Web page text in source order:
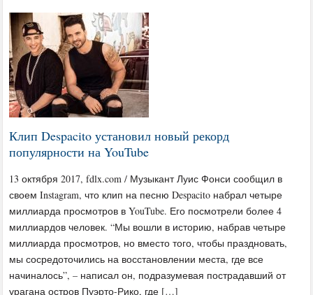
Клип Despacito установил новый рекорд
популярности на YouTube
13 октября 2017, fdlx.com / Музыкант Луис Фонси сообщил в
своем Instagram, что клип на песню Despacito набрал четыре
миллиарда просмотров в YouTube. Его посмотрели более 4
миллиардов человек. “Мы вошли в историю, набрав четыре
миллиарда просмотров, но вместо того, чтобы праздновать,
мы сосредоточились на восстановлении места, где все
начиналось”, – написал он, подразумевая пострадавший от
урагана остров Пуэрто-Рико, где […]